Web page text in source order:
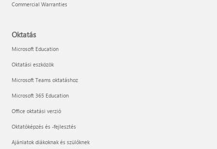
Commercial Warranties
Oktatás
Microsoft Education
Oktatási eszközök
Microsoft Teams oktatáshoz
Microsoft 365 Education
Office oktatási verzió
Oktatóképzés és -fejlesztés
Ajánlatok diákoknak és szülőknek